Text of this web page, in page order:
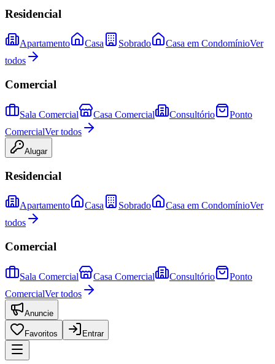
Residencial
Apartamento Casa Sobrado Casa em CondomínioVer
todos
Comercial
Sala Comercial Casa Comercial Consultório
Ponto
ComercialVer todos
Alugar
Residencial
Apartamento Casa Sobrado Casa em CondomínioVer
todos
Comercial
Sala Comercial Casa Comercial Consultório
Ponto
ComercialVer todos
Anuncie
Favoritos Entrar